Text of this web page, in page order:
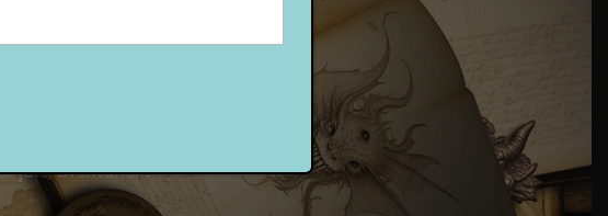
pistes de dés
dés qui tombent par terre ou finissent dans ta pizza.